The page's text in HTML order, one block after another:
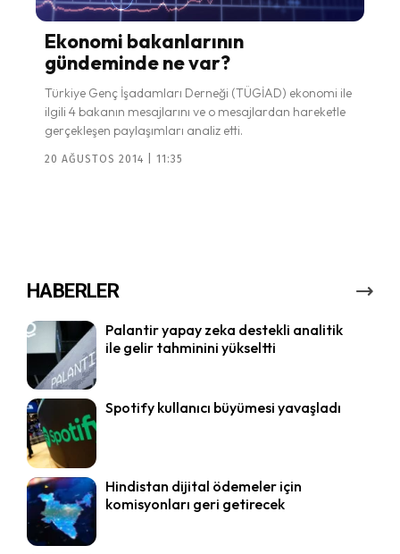
Ekonomi bakanlarının
gündeminde ne var?
Türkiye Genç İşadamları Derneği (TÜGİAD) ekonomi ile
ilgili 4 bakanın mesajlarını ve o mesajlardan hareketle
gerçekleşen paylaşımları analiz etti.
20 AĞUSTOS 2014 | 11:35
HABERLER
Palantir yapay zeka destekli analitik
ile gelir tahminini yükseltti
Spotify kullanıcı büyümesi yavaşladı
Hindistan dijital ödemeler için
komisyonları geri getirecek